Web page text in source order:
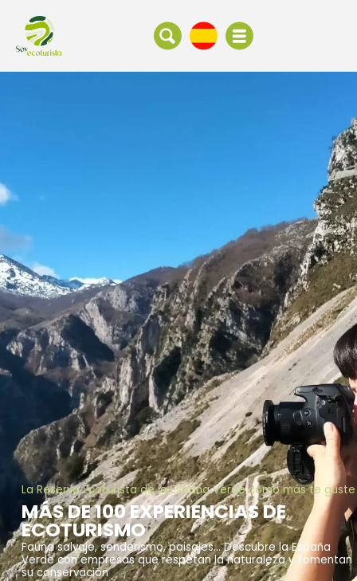
La Reserva Ecoturista de la España Verde como más te guste
MÁS DE 100 EXPERIENCIAS DE
ECOTURISMO
Fauna salvaje, senderismo, paisajes… Descubre la España
Verde con empresas que respetan la naturaleza y fomentan
su conservación